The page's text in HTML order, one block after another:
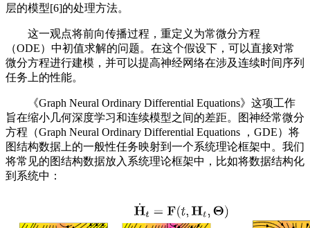
层的模型[6]的处理方法。
这一观点将前向传播过程，重定义为常微分方程
（ODE）中初值求解的问题。在这个假设下，可以直接对常
微分方程进行建模，并可以提高神经网络在涉及连续时间序列
任务上的性能。
《Graph Neural Ordinary Differential Equations》这项工作
旨在缩小几何深度学习和连续模型之间的差距。图神经常微分
方程（Graph Neural Ordinary Differential Equations ，GDE）将
图结构数据上的一般性任务映射到一个系统理论框架中。我们
将常见的图结构数据放入系统理论框架中，比如将数据结构化
到系统中：